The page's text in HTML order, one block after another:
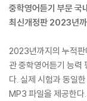
중학영어듣기 부문 국
최신개정판 2023년
2023년까지의 누적판
관 중학영어듣기 능력
다. 실제 시험과 동일
MP3 파일을 제공한다